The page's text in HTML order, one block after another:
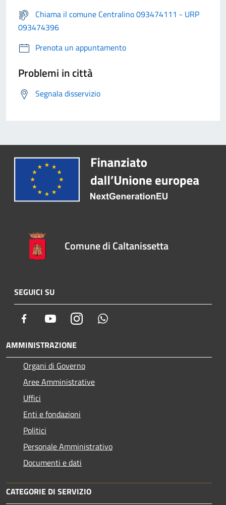
Chiama il comune Centralino 093474111 - URP
093474396
Prenota un appuntamento
Problemi in città
Segnala disservizio
Comune di Caltanissetta
SEGUICI SU
Facebook YoutubeInstagram
AMMINISTRAZIONE
Organi di Governo
Aree Amministrative
Uffici
Enti e fondazioni
Politici
Personale Amministrativo
Documenti e dati
CATEGORIE DI SERVIZIO